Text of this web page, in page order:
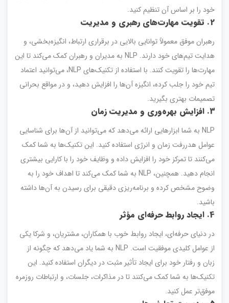
خود را بر اساس آن تنظیم کنید.
2. تقویت مهارت‌های رهبری و مدیریت
رهبران موفق معمولاً توانایی بالایی در برقراری ارتباط، انگیزه‌بخشی، و
هدایت تیم‌های خود دارند. NLP به مدیران و رهبران کمک می‌کند تا این
مهارت‌ها را تقویت کنند. با استفاده از تکنیک‌های NLP، می‌توانید اعتماد
تیم خود را جلب کرده، انگیزه آن‌ها را افزایش دهید، و در مواقع بحرانی
تصمیمات بهتری بگیرید.
3. افزایش بهره‌وری و مدیریت زمان
NLP به شما ابزارهایی ارائه می‌دهد که می‌توانید از آن‌ها برای شناسایی
عوامل هدررفت زمان و انرژی استفاده کنید. این تکنیک‌ها به شما کمک
می‌کنند تا تمرکز خود را افزایش داده و وظایف خود را با کارایی بیشتری
انجام دهید. همچنین، NLP به شما کمک می‌کند تا اهداف خود را به
وضوح مشخص کرده و برنامه‌ریزی دقیقی برای رسیدن به آن‌ها داشته
باشید.
4. ایجاد روابط حرفه‌ای مؤثر
در دنیای حرفه‌ای، ایجاد روابط خوب با همکاران، مشتریان، و شرکا یکی
از عوامل کلیدی موفقیت است. NLP به شما یاد می‌دهد که چگونه از
زبان و رفتار خود برای ایجاد تأثیر مثبت در دیگران استفاده کنید. این
تکنیک‌ها به شما کمک می‌کنند تا در مذاکرات، جلسات، و ارتباطات روزمره
موفق‌تر عمل کنید.